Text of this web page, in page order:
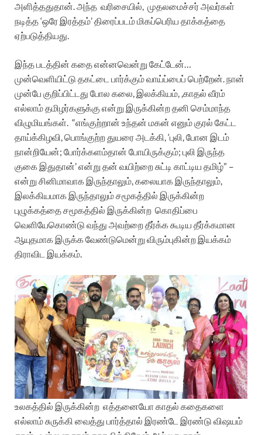
அளித்ததுதான்.அந்த வரிசையில், முதலமைச்சர் அவர்கள்
நடித்த ‘ஒரே இரத்தம்’ திரைப்படம் மிகப்பெரிய தாக்கத்தை
ஏற்படுத்தியது.
இந்த படத்தின் கதை என்னவென்று கேட்டேன்…
முன்வெளியிட்டு தகட்டை பார்க்கும் வாய்ப்பைப் பெற்றேன். நான்
முன்பே குறிப்பிட்டது போல கலை, இலக்கியம், ,காதல் வீரம்
எல்லாம் தமிழர்களுக்கு என்று இருக்கின்ற தனி செம்மாந்த
விழுமியங்கள். “எங்குற்றான் உந்தன் மகன் எனும் குரல் கேட்ட
தாய்க்கிழவி, பொங்குற்ற துயரை அடக்கி, ‘புலி, போன இடம்
நான்றியேன்; போர்க்களம்தான் போயிருக்கும்; புலி இருந்த
குகை இதுதான்’ என்று தன் வயிற்றை சுட்டி காட்டிய தமிழ்” –
என்று சினிமாவாக இருந்தாலும், கலையாக இருந்தாலும்,
இலக்கியமாக இருந்தாலும் சமூகத்தில் இருக்கின்ற
புழுக்கத்தை சமூகத்தில் இருக்கின்ற கொதிப்பை
வெளியேகொண்டு வந்து அவற்றை தீர்க்க கூடிய தீர்க்கமான
ஆயுதமாக இருக்க வேண்டுமென்று விரும்புகின்ற இயக்கம்
திராவிட இயக்கம்.
உலகத்தில் இருக்கின்ற எத்தனையோ காதல் கதைகளை
எல்லாம் சுருக்கி வைத்து பார்த்தால் இரண்டே இரண்டு விஷயம்